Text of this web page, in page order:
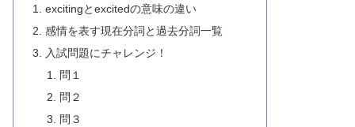
excitingとexcitedの意味の違い
感情を表す現在分詞と過去分詞一覧
入試問題にチャレンジ！
問１
問２
問３